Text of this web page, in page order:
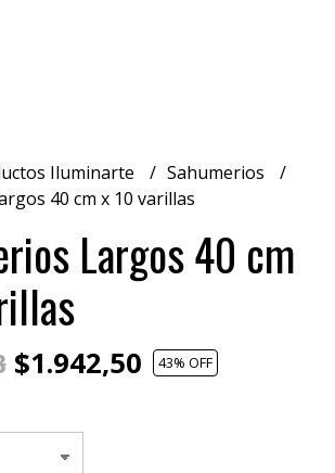
Iluminarte
Sahumerios
40 cm x 10 varillas
Largos 40 cm
$1.942,50 43% OFF